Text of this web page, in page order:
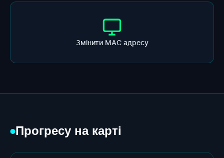
Змінити МАС адресу
●Прогресу на карті